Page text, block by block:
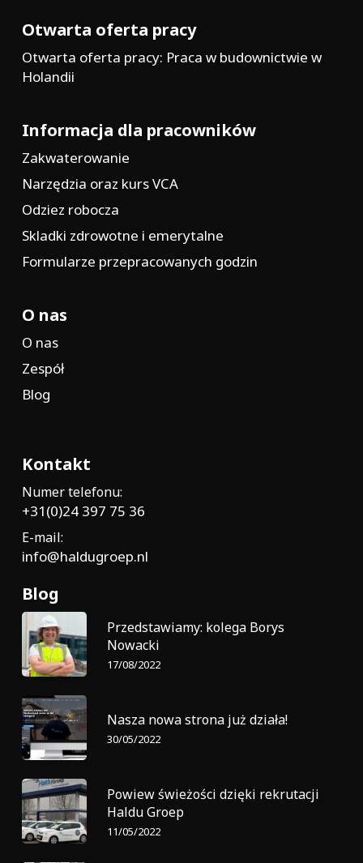
Otwarta oferta pracy
Otwarta oferta pracy: Praca w budownictwie w
Holandii
Informacja dla pracowników
Zakwaterowanie
Narzędzia oraz kurs VCA
Odziez robocza
Skladki zdrowotne i emerytalne
Formularze przepracowanych godzin
O nas
O nas
Zespół
Blog
Kontakt
Numer telefonu:
+31(0)24 397 75 36
E-mail:
info@haldugroep.nl
Blog
Przedstawiamy: kolega Borys
Nowacki
17/08/2022
Nasza nowa strona już działa!
30/05/2022
Powiew świeżości dzięki rekrutacji
Haldu Groep
11/05/2022